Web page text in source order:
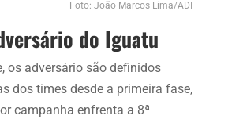
Foto: João Marcos Lima/ADI
do Iguatu
os adversário são definidos
dos times desde a primeira fase,
campanha enfrenta a 8ª